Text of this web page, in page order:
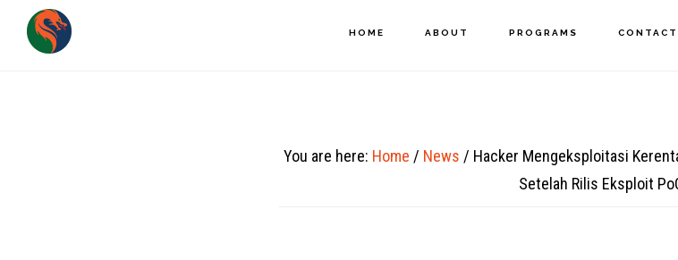
Skip
HOME ABOUT PROGRAMS CONTACT
You are here: Home / News / Hacker Mengeksploitasi
Setelah Rilis Eksploit